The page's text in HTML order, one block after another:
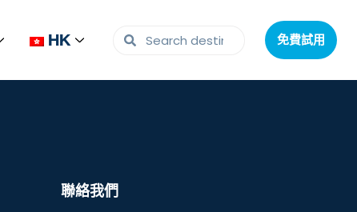
HK 免費試用
HK 免費試用
聯絡我們